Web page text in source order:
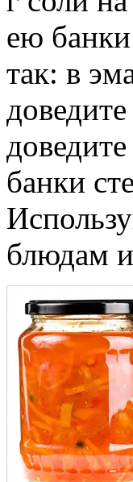
ею банки
так: в
банки
блюдам и